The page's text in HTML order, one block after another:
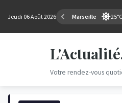
Jeudi 06 Août 2026 Marseille 25°C
Votre rendez-vous